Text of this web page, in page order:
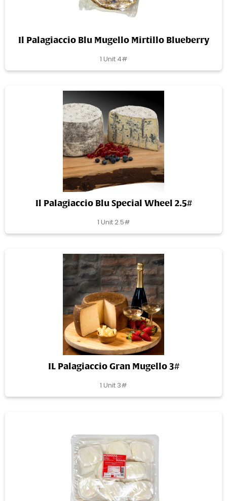
Il Palagiaccio Blu Mugello Mirtillo Blueberry
1 Unit 4#
Il Palagiaccio Blu Special Wheel 2.5#
1 Unit 2.5#
IL Palagiaccio Gran Mugello 3#
1 Unit 3#